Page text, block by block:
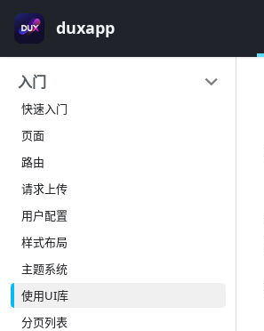
duxapp
入门
快速入门
页面
路由
请求上传
用户配置
样式布局
主题系统
使用UI库
分页列表